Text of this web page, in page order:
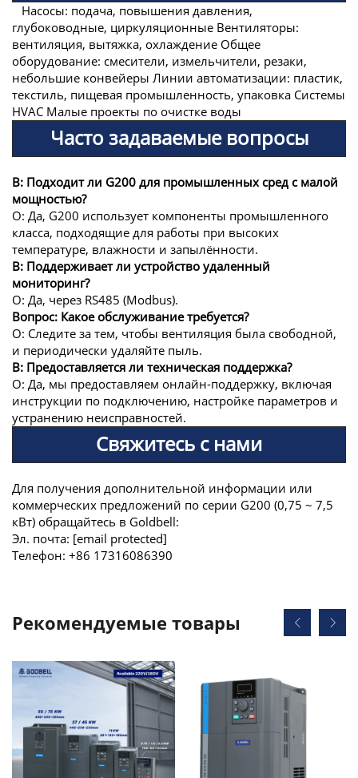
Насосы: подача, повышения давления,
глубоководные, циркуляционные Вентиляторы:
вентиляция, вытяжка, охлаждение Общее
оборудование: смесители, измельчители, резаки,
небольшие конвейеры Линии автоматизации: пластик,
текстиль, пищевая промышленность, упаковка Системы
HVAC Малые проекты по очистке воды
Часто задаваемые вопросы
В: Подходит ли G200 для промышленных сред с малой
мощностью?
О: Да, G200 использует компоненты промышленного
класса, подходящие для работы при высоких
температуре, влажности и запылённости.
В: Поддерживает ли устройство удаленный
мониторинг?
О: Да, через RS485 (Modbus).
Вопрос: Какое обслуживание требуется?
О: Следите за тем, чтобы вентиляция была свободной,
и периодически удаляйте пыль.
В: Предоставляется ли техническая поддержка?
О: Да, мы предоставляем онлайн-поддержку, включая
инструкции по подключению, настройке параметров и
устранению неисправностей.
Свяжитесь с нами
Для получения дополнительной информации или
коммерческих предложений по серии G200 (0,75 ~ 7,5
кВт) обращайтесь в Goldbell:
Эл. почта: [email protected]
Телефон: +86 17316086390
Рекомендуемые товары